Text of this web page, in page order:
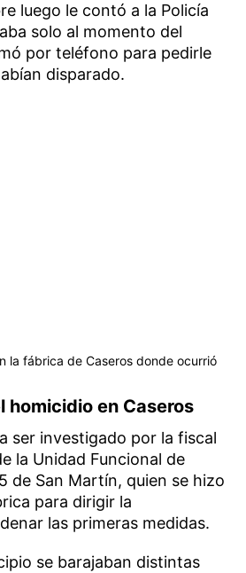
luego le contó a la Policía
solo al momento del
por teléfono para pedirle
disparado.
la fábrica de Caseros donde ocurrió
homicidio en Caseros
ser investigado por la fiscal
la Unidad Funcional de
de San Martín, quien se hizo
para dirigir la
las primeras medidas.
se barajaban distintas